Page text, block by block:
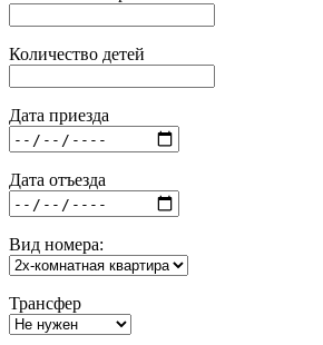
Количество детей
Дата приезда
Дата отъезда
Вид номера:
Трансфер